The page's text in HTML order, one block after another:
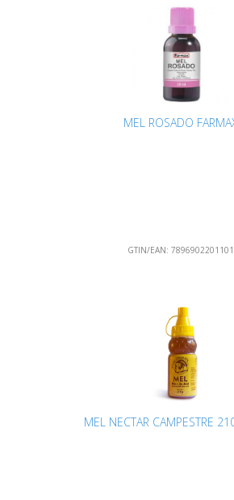
MEL ROSADO
GTIN/EAN: 7896902201101
MEL NECTAR CAMPESTRE